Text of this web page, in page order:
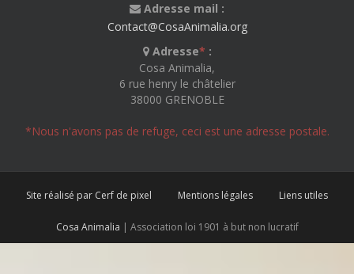
Adresse mail :
Contact@CosaAnimalia.org
Adresse* :
Cosa Animalia,
6 rue henry le châtelier
38000 GRENOBLE
*Nous n'avons pas de refuge, ceci est une adresse postale.
Site réalisé par Cerf de pixel Mentions légales Liens utiles
Cosa Animalia | Association loi 1901 à but non lucratif